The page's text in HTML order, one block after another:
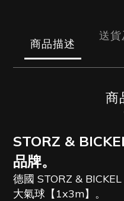
商品描述
送
商
STORZ &
品牌。
德國 STORZ &
大氣球【1x3m】。